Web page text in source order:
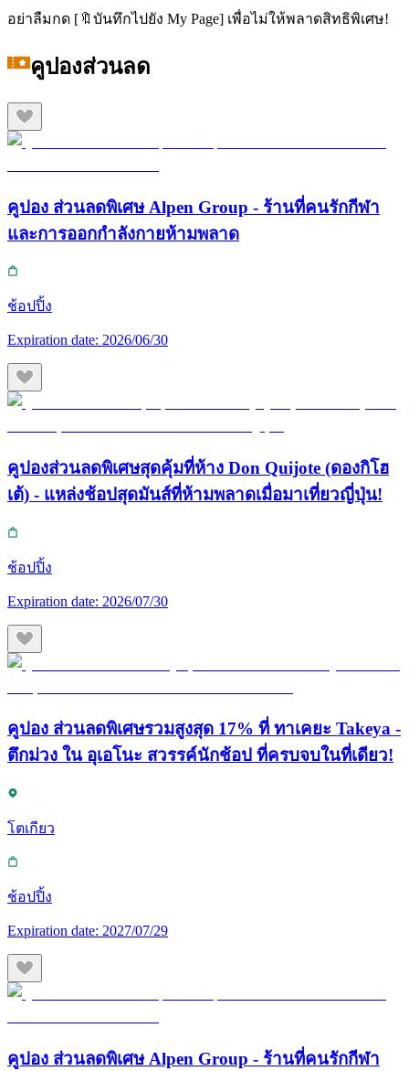
อย่าลืมกด [🔖บันทึกไปยัง My Page] เพื่อไม่ให้พลาดสิทธิพิเศษ!
คูปองส่วนลด
คูปอง ส่วนลดพิเศษ Alpen Group - ร้านที่คนรักกีฬา
และการออกกำลังกายห้ามพลาด
ช้อปปิ้ง
Expiration date: 2026/06/30
คูปองส่วนลดพิเศษสุดคุ้มที่ห้าง Don Quijote (ดองกิโฮ
เต้) - แหล่งช้อปสุดมันส์ที่ห้ามพลาดเมื่อมาเที่ยวญี่ปุ่น!
ช้อปปิ้ง
Expiration date: 2026/07/30
คูปอง ส่วนลดพิเศษรวมสูงสุด 17% ที่ ทาเคยะ Takeya -
ตึกม่วง ใน อุเอโนะ สวรรค์นักช้อป ที่ครบจบในที่เดียว!
โตเกียว
ช้อปปิ้ง
Expiration date: 2027/07/29
คูปอง ส่วนลดพิเศษ Alpen Group - ร้านที่คนรักกีฬา